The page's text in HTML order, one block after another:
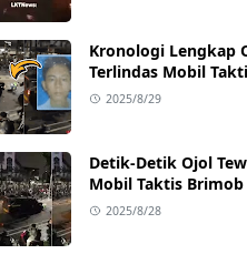
Kronologi Lengkap
Terlindas Mobil
Pejompongan,
2025/8/29
Detik-Detik Ojol
Mobil Taktis
Pejompongan, Viral
2025/8/28